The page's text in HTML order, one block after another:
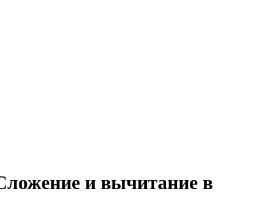
и вычитание в